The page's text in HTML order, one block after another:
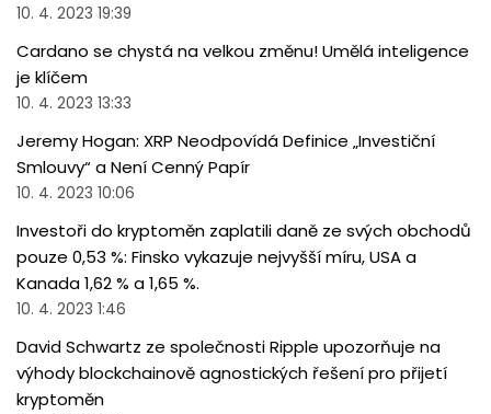
10. 4. 2023 19:39
Cardano se chystá na velkou změnu! Umělá inteligence
je klíčem
10. 4. 2023 13:33
Jeremy Hogan: XRP Neodpovídá Definice „Investiční
Smlouvy“ a Není Cenný Papír
10. 4. 2023 10:06
Investoři do kryptoměn zaplatili daně ze svých obchodů
pouze 0,53 %: Finsko vykazuje nejvyšší míru, USA a
Kanada 1,62 % a 1,65 %.
10. 4. 2023 1:46
David Schwartz ze společnosti Ripple upozorňuje na
výhody blockchainově agnostických řešení pro přijetí
kryptoměn